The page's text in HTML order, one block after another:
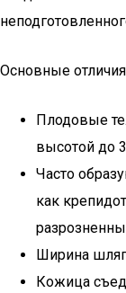
Основные
Плодовые
высотой до
Часто
как
Ширина
Кожица